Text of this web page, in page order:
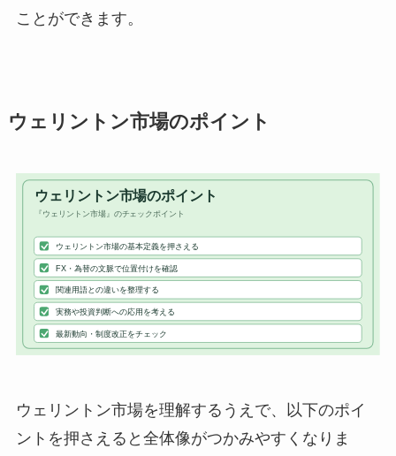
ことができます。
ウェリントン市場のポイント
ウェリントン市場を理解するうえで、以下のポイ
ントを押さえると全体像がつかみやすくなりま